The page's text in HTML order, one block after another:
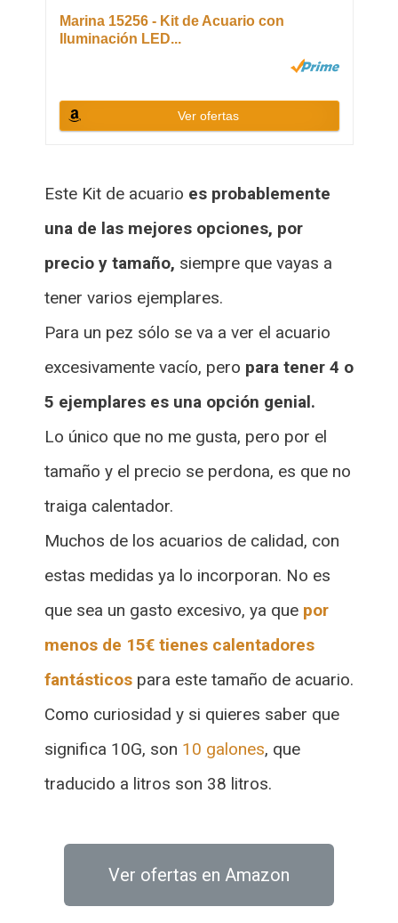
Marina 15256 - Kit de Acuario con
Iluminación LED...
Ver ofertas
Este Kit de acuario es probablemente
una de las mejores opciones, por
precio y tamaño, siempre que vayas a
tener varios ejemplares.
Para un pez sólo se va a ver el acuario
excesivamente vacío, pero para tener 4 o
5 ejemplares es una opción genial.
Lo único que no me gusta, pero por el
tamaño y el precio se perdona, es que no
traiga calentador.
Muchos de los acuarios de calidad, con
estas medidas ya lo incorporan. No es
que sea un gasto excesivo, ya que por
menos de 15€ tienes calentadores
fantásticos para este tamaño de acuario.
Como curiosidad y si quieres saber que
significa 10G, son 10 galones, que
traducido a litros son 38 litros.
Ver ofertas en Amazon